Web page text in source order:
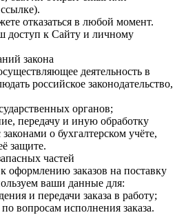
отказаться в любой момент.
доступ к Сайту и личному
закона
деятельность в
российское законодательство,
органов;
передачу и иную обработку
о бухгалтерском учёте,
защите.
частей
оформлению заказов на поставку
ваши данные для:
и передачи заказа в работу;
вопросам исполнения заказа.